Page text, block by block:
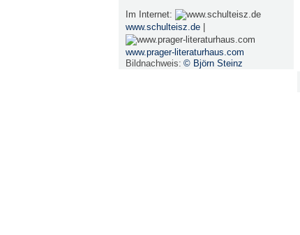
Im Internet:
www.schulteisz.de|
www.prager-literaturhaus.com
Bildnachweis: © Björn Steinz